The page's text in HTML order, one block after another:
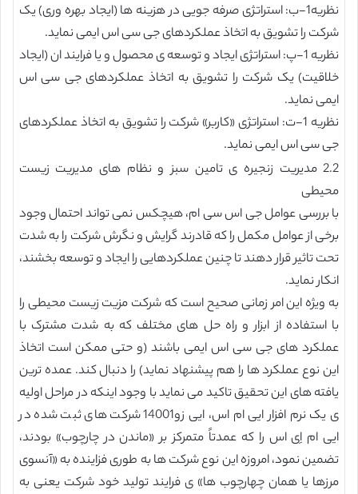
نظریه1-ب: استراتژی صرفه جویی در هزینه ها (ایجاد بهره وری) یک
شرکت را تشویق به اتخاذ عملکردهای جی سی اس ایمی نماید.
نظریه 1-پ: استراتژی ایجاد و توسعه ی محصول و یا فرایند ان (ایجاد
خلاقیت) یک شرکت را تشویق به اتخاذ عملکردهای جی سی اس
ایمی نماید.
نظریه 1-ت: استراتژی «کاربر» شرکت را تشویق به اتخاذ عملکردهای
جی سی اس ایمی نماید.
2.2 مدیریت زنجیره ی تامین سبز و نظام های مدیریت زیست
محیطی
با بررسی عوامل جی اس سی ام، هیچکس نمی تواند احتمال وجود
برخی از عوامل مکمل را که قادرند گرایش و نگرش شرکت را به شدت
تحت تاثیر قرار دهند تا چنین عملکردهایی را ایجاد و توسعه بخشند،
انکار نماید.
به ویژه این امر زمانی صحیح است که شرکت مزیت زیست محیطی را
با استفاده از ابزار و راه حل های مختلف که به شدت مشترک با
عملکرد های جی سی اس ایمی باشند (و حتی ممکن است اتخاذ
این نوع عملکرد ها را هم پیشنهاد نماید) را دنبال کند. عمده ترین
یافته های این تحقیق تاکید می نماید با وجود اینکه در مراحل اولیه
ی یک نرم افزار ایی ام اس، ایی زو14001 شرکت های ثبت شده در
ایی ام اِی اس را که عمدتاً متمرکز بر «ماندن در چارچوب» بودند،
تضمین نمود، امروزه این نوع شرکت ها به طوری فزاینده به «آنسوی
مرزها یا همان چهارچوب ها» ی فرایند تولید خود شرکت یعنی به